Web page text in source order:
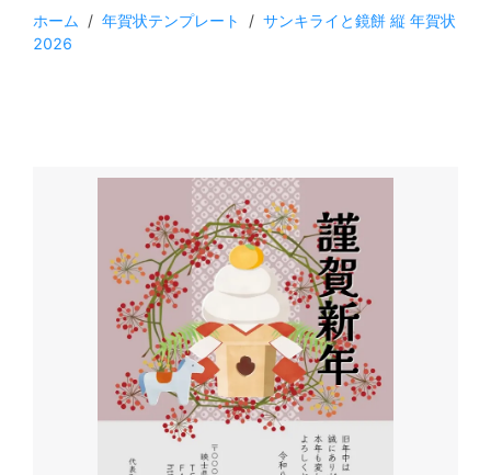
ホーム / 年賀状テンプレート / サンキライと鏡餅 縦 年賀状
2026